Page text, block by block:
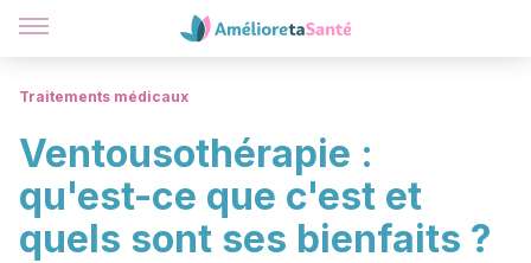
Traitements médicaux
Ventousothérapie :
qu'est-ce que c'est et
quels sont ses bienfaits ?